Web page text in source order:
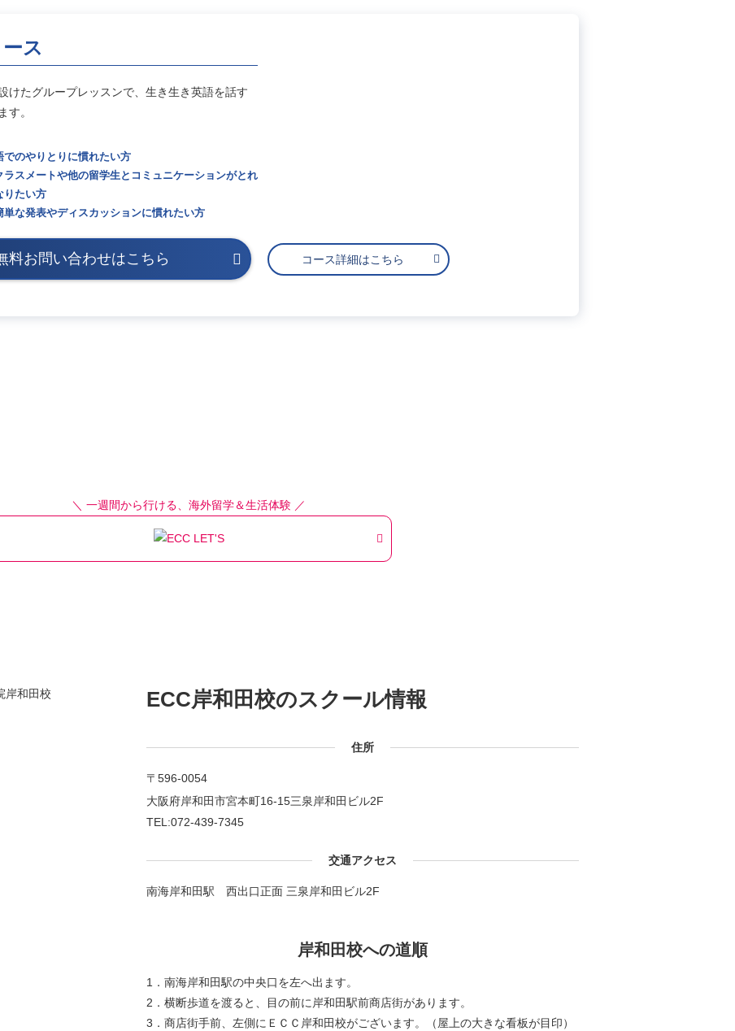
ス
けたグループレッスンで、生き生き英語を話す
す。
でのやりとりに慣れたい方
ラスメートや他の留学生とコミュニケーションがとれ
りたい方
単な発表やディスカッションに慣れたい方
料お問い合わせはこちら コース詳細はこちら
＼ 一週間から行ける、海外留学＆生活体験 ／
ECC岸和田校のスクール情報
住所
〒596-0054
大阪府岸和田市宮本町16-15三泉岸和田ビル2F
TEL:072-439-7345
交通アクセス
南海岸和田駅 西出口正面 三泉岸和田ビル2F
岸和田校への道順
1．南海岸和田駅の中央口を左へ出ます。
2．横断歩道を渡ると、目の前に岸和田駅前商店街があります。
3．商店街手前、左側にＥＣＣ岸和田校がございます。（屋上の大きな看板が目印）